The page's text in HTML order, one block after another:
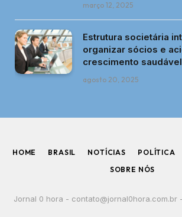
março 12, 2025
Estrutura societária
organizar sócios e
crescimento saudável
agosto 20, 2025
HOME BRASIL NOTÍCIAS POLÍTICA
SOBRE NÓS
Jornal 0 hora - contato@jornal0hora.com.br-